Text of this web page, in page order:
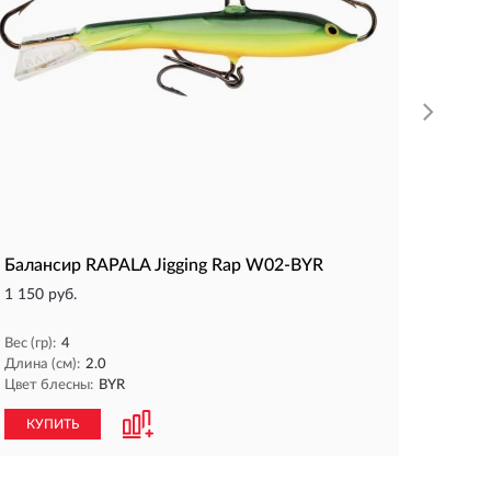
Балансир RAPALA Jigging Rap W02-BYR
1 150 руб.
Вес (гр): 4
Длина (см): 2.0
Цвет блесны: BYR
КУПИТЬ